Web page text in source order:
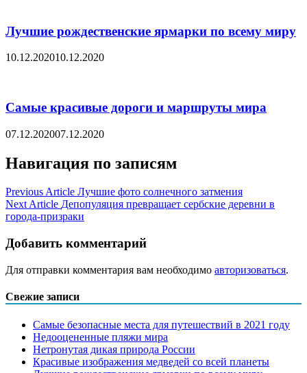
Лучшие рождественские ярмарки по всему миру
10.12.202010.12.2020
Самые красивые дороги и маршруты мира
07.12.202007.12.2020
Навигация по записям
Previous Article Лучшие фото солнечного затмения
Next Article Депопуляция превращает сербские деревни в
города-призраки
Добавить комментарий
Для отправки комментария вам необходимо авторизоваться.
Свежие записи
Самые безопасные места для путешествий в 2021 году
Недооцененные пляжи мира
Нетронутая дикая природа России
Красивые изображения медведей со всей планеты